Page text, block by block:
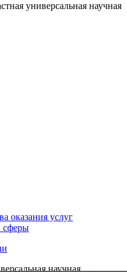
универсальная научная
оказания услуг
сферы
научная